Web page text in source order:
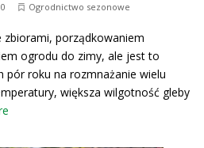
0 Ogrodnictwo sezonowe
zbiorami, porządkowaniem
ogrodu do zimy, ale jest to
pór roku na rozmnażanie wielu
większa wilgotność gleby